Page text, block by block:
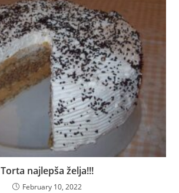
Torta najlepša želja!!!
February 10, 2022